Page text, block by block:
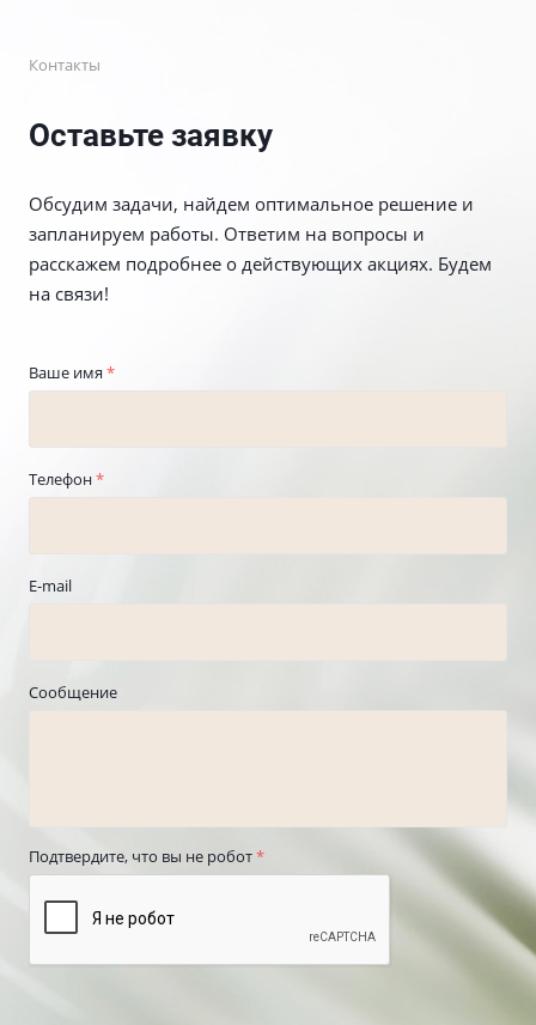
Контакты
Оставьте заявку
Обсудим задачи, найдем оптимальное решение и
запланируем работы. Ответим на вопросы и
расскажем подробнее о действующих акциях. Будем
на связи!
Ваше имя *
Телефон*
E-mail
Сообщение
Подтвердите, что вы не робот*